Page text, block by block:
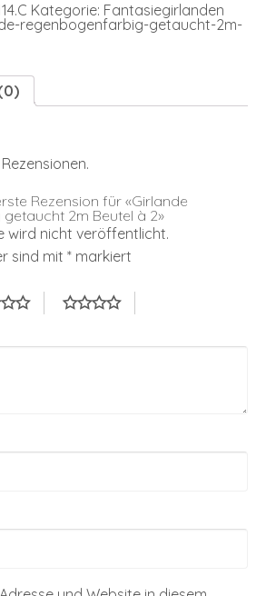
Kategorie: Fantasiegirlanden
regenbogenfarbig-getaucht-2m-
Rezension für «Girlande
2m Beutel à 2»
wird nicht veröffentlicht.
sind mit * markiert